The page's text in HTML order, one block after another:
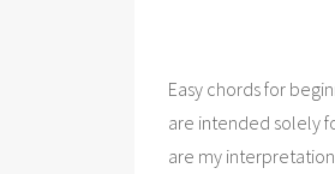
Easy chords for
are intended solely
are my